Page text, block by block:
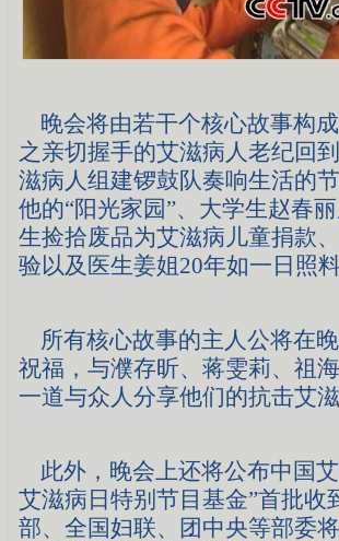
晚会将由若干个核心故事构
之亲切握手的艾滋病人老纪回
滋病人组建锣鼓队奏响生活的
他的“阳光家园”、大学生赵春
生捡拾废品为艾滋病儿童捐款
验以及医生姜姐20年如一日照
所有核心故事的主人公将在
祝福，与濮存昕、蒋雯莉、祖
一道与众人分享他们的抗击艾
此外，晚会上还将公布中国
艾滋病日特别节目基金”首批
部、全国妇联、团中央等部委